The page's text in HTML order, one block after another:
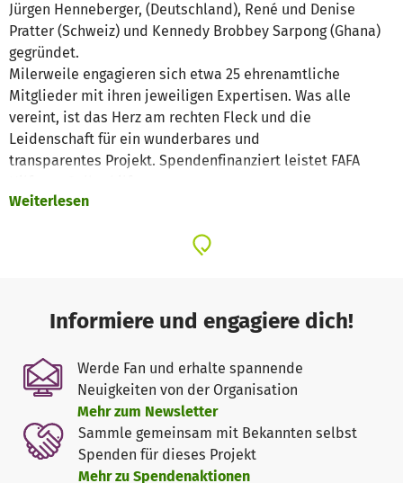
Jürgen Henneberger, (Deutschland), René und Denise
Pratter (Schweiz) und Kennedy Brobbey Sarpong (Ghana)
gegründet.
Milerweile engagieren sich etwa 25 ehrenamtliche
Mitglieder mit ihren jeweiligen Expertisen. Was alle
vereint, ist das Herz am rechten Fleck und die
Leidenschaft für ein wunderbares und
transparentes Projekt. Spendenfinanziert leistet FAFA
zwischen den Menschen unterschiedlicher Kulturen zu
Wer wir aktuell stehen?
Viele Jahre lang haben wir in einem Ort namens Prampram
an der Küste Ghanas Kinder, darunter auch viele
Waisenkinder, unterstützt. 2023 begannen wir unsere
Vision noch schöner und größer zu verwirklichen. In der
Region Shai Hills erwarben wir 50.000 m² Land. Dort
errichten wir nun ein neues Zuhause für die Kinder. Eine
Weiterlesen
Informiere und engagiere dich!
Werde Fan und erhalte spannende
Neuigkeiten von der Organisation
Mehr zum Newsletter
Sammle gemeinsam mit Bekannten selbst
Spenden für dieses Projekt
Mehr zu Spendenaktionen